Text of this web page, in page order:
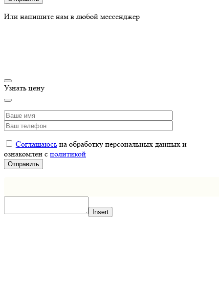
Или напишите нам в любой мессенджер
Узнать цену
Соглашаюсь на обработку персональных данных и
ознакомлен с политикой
Insert